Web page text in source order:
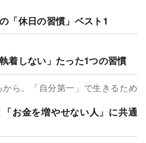
「休日の習慣」ベスト1
着しない」たった1つの習慣
ら。「自分第一」で生きるため
「お金を増やせない人」に共通